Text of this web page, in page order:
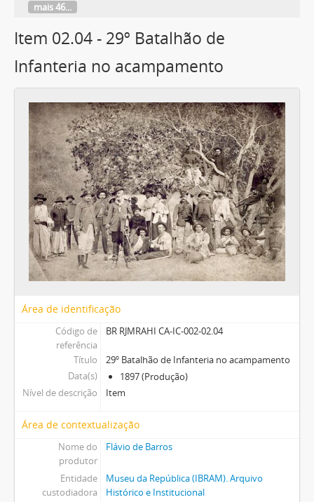
mais 46...
Item 02.04 - 29º Batalhão de
Infanteria no acampamento
Área de identificação
Código de
referência
BR RJMRAHI CA-IC-002-02.04
Título
29º Batalhão de Infanteria no acampamento
Data(s)
1897 (Produção)
Nível de descrição
Item
Área de contextualização
Nome do
produtor
Flávio de Barros
Entidade
custodiadora
Museu da República (IBRAM). Arquivo
Histórico e Institucional